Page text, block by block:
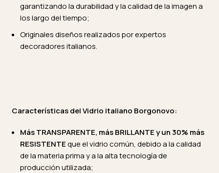
garantizando la durabilidad y la calidad de la imagen a
los largo del tiempo;
Originales diseños realizados por expertos
decoradores italianos.
Características del Vidrio italiano Borgonovo:
Más TRANSPARENTE, más BRILLANTE y un 30% más
RESISTENTEque el vidrio común, debido a la calidad
de la materia prima y a la alta tecnología de
producción utilizada;